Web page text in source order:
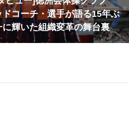
コーチ・選手が語る15年ぶ
輝いた組織変革の舞台裏